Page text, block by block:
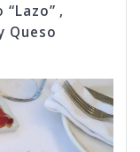
,
Queso